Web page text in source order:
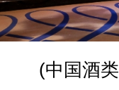
(中国酒类